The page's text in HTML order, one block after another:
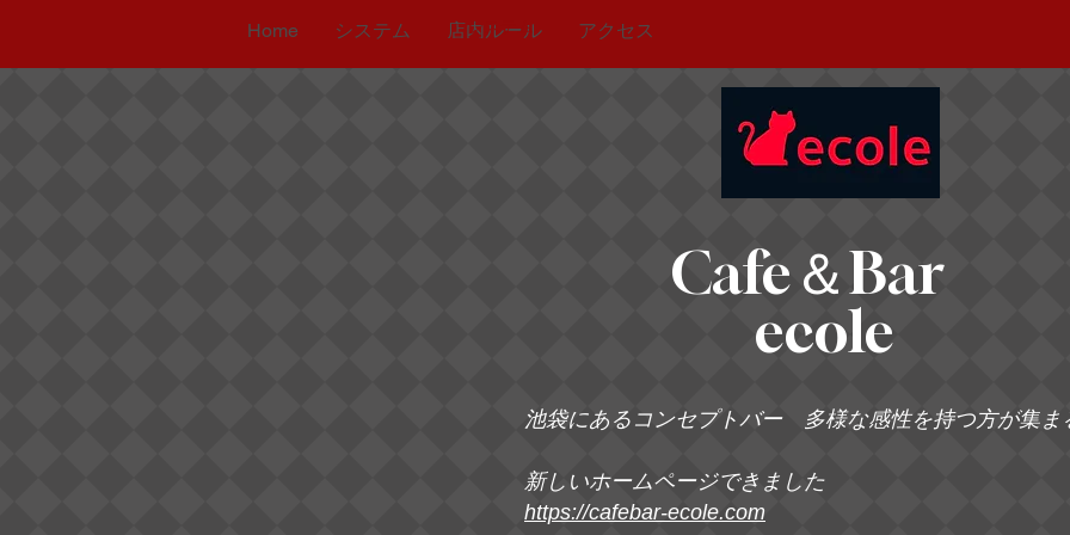
Home システム 店内ルール アクセス
システム
Cafe＆Bar
ecole
池袋にあるコンセプトバー 多様な感性を持つ方が集ま
新しいホームページできました
https://cafebar-ecole.com